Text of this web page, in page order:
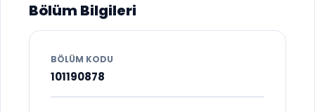
Bölüm Bilgileri
BÖLÜM KODU
101190878